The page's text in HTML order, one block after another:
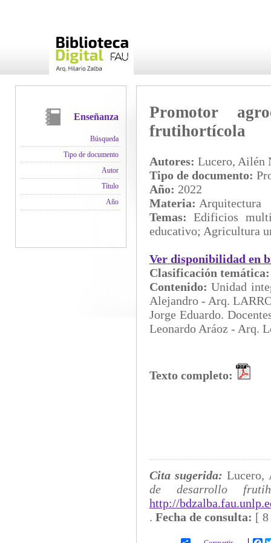
Enseñanza
Búsqueda
Tipo de documento
Autor
Título
Año
Promotor
frutihortícola
Autores: Lucero, Ailén
Tipo de documento:
Año: 2022
Materia: Arquitectura
Temas:Edificios
educativo; Agricultura
Ver disponibilidad en
Clasificación
Contenido:Unidad
Alejandro - Arq.
Jorge Eduardo.
Leonardo Aráoz - Arq.
Texto completo:
Cita sugerida:Lucero,
de desarrollo
http://
. Fecha de consulta: [ 8